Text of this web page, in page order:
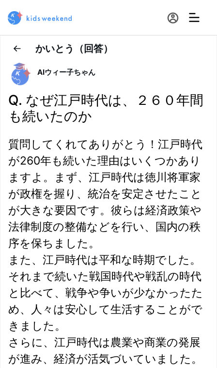
かいとう（回答）
AIウィー子ちゃん
Q. なぜ江戸時代は、２６０年間
も続いたのか
質問してくれてありがとう！江戸時代
が260年も続いた理由はいくつかあり
ますよ。まず、江戸時代は徳川将軍家
が政権を握り、統治を安定させたこと
が大きな要因です。彼らは経済政策や
法律制度の整備などを行い、国内の秩
序を保ちました。
また、江戸時代は平和な時期でした。
それまで続いた戦国時代や戦乱の時代
と比べて、戦争や争いが少なかったた
め、人々は安心して生活することがで
きました。
さらに、江戸時代は農業や商業の発展
が進み、経済が活気づいていました。